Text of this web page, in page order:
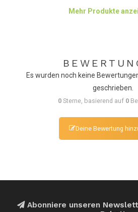
Mehr Produkte
Es wurden noch keine
geschrieben.
0 Sterne, basierend auf 0
Deine Bewertung
Abonniere unseren